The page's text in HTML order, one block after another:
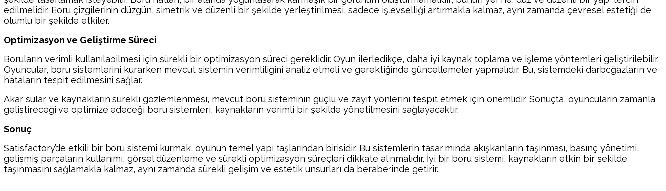
edilmelidir. Boru çizgilerinin düzgün, simetrik ve düzenli bir şekilde yerleştirilmesi, sadece işlevselliği artırmakla kalmaz, aynı zamanda çevresel estetiği de
olumlu bir şekilde etkiler.
Optimizasyon ve Geliştirme Süreci
Boruların verimli kullanılabilmesi için sürekli bir optimizasyon süreci gereklidir. Oyun ilerledikçe, daha iyi kaynak toplama ve işleme yöntemleri geliştirilebilir.
Oyuncular, boru sistemlerini kurarken mevcut sistemin verimliliğini analiz etmeli ve gerektiğinde güncellemeler yapmalıdır. Bu, sistemdeki darboğazların ve
hataların tespit edilmesini sağlar.
Akar sular ve kaynakların sürekli gözlemlenmesi, mevcut boru sisteminin güçlü ve zayıf yönlerini tespit etmek için önemlidir. Sonuçta, oyuncuların zamanla
geliştireceği ve optimize edeceği boru sistemleri, kaynakların verimli bir şekilde yönetilmesini sağlayacaktır.
Sonuç
Satisfactory’de etkili bir boru sistemi kurmak, oyunun temel yapı taşlarından birisidir. Bu sistemlerin tasarımında akışkanların taşınması, basınç yönetimi,
gelişmiş parçaların kullanımı, görsel düzenleme ve sürekli optimizasyon süreçleri dikkate alınmalıdır. İyi bir boru sistemi, kaynakların etkin bir şekilde
taşınmasını sağlamakla kalmaz, aynı zamanda sürekli gelişim ve estetik unsurları da beraberinde getirir.